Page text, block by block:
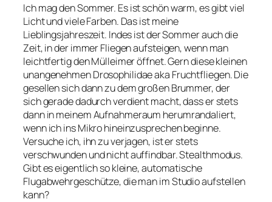
Ich mag den Sommer. Es ist schön warm, es gibt viel
Licht und viele Farben. Das ist meine
Lieblingsjahreszeit. Indes ist der Sommer auch die
Zeit, in der immer Fliegen aufsteigen, wenn man
leichtfertig den Mülleimer öffnet. Gern diese kleinen
unangenehmen Drosophilidae aka Fruchtfliegen. Die
gesellen sich dann zu dem großen Brummer, der
sich gerade dadurch verdient macht, dass er stets
dann in meinem Aufnahmeraum herumrandaliert,
wenn ich ins Mikro hineinzusprechen beginne.
Versuche ich, ihn zu verjagen, ist er stets
verschwunden und nicht auffindbar. Stealthmodus.
Gibt es eigentlich so kleine, automatische
Flugabwehrgeschütze, die man im Studio aufstellen
kann?